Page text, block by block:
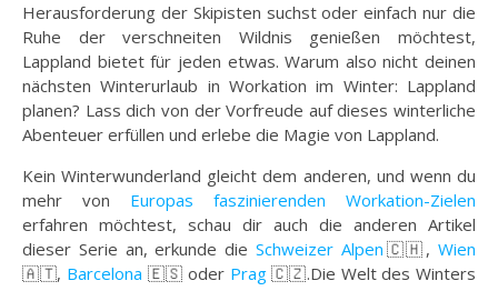
Herausforderung der Skipisten suchst oder einfach nur die
Ruhe der verschneiten Wildnis genießen möchtest,
Lappland bietet für jeden etwas. Warum also nicht deinen
nächsten Winterurlaub in Workation im Winter: Lappland
planen? Lass dich von der Vorfreude auf dieses winterliche
Abenteuer erfüllen und erlebe die Magie von Lappland.
Kein Winterwunderland gleicht dem anderen, und wenn du
mehr von Europas faszinierenden Workation-Zielen
erfahren möchtest, schau dir auch die anderen Artikel
dieser Serie an, erkunde die Schweizer Alpen 🇨🇭,Wien
🇦🇹, Barcelona 🇪🇸 oder Prag🇨🇿.Die Welt des Winters